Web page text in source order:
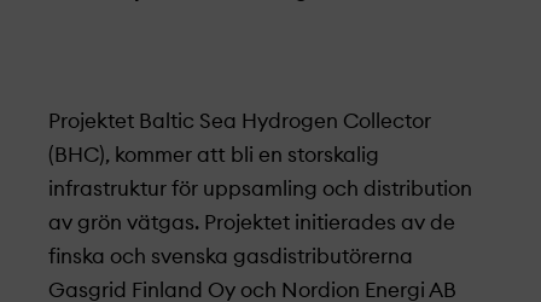
Projekt­et Baltic Sea Hydrogen Collector
(BHC), kommer att bli en storskalig
infrastruktur för uppsamling och distribution
av grön vätgas. Projekt­et initierades av de
finska och svenska gasdistributörerna
Gasgrid Finland Oy och Nordion Energi AB